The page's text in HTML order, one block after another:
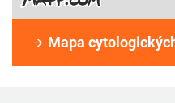
Mapa